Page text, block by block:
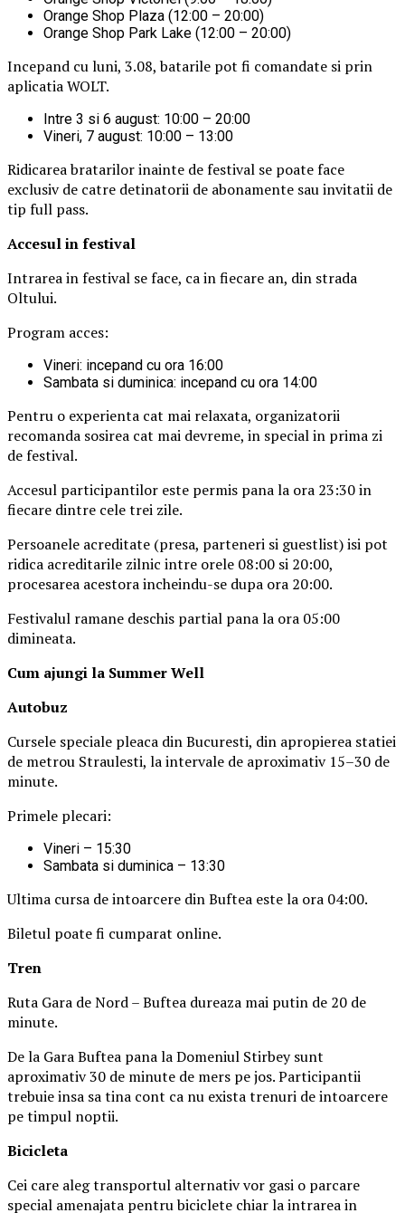
Orange Shop Plaza (12:00 – 20:00)
Orange Shop Park Lake (12:00 – 20:00)
Incepand cu luni, 3.08, batarile pot fi comandate si prin
aplicatia WOLT.
Intre 3 si 6 august: 10:00 – 20:00
Vineri, 7 august: 10:00 – 13:00
Ridicarea bratarilor inainte de festival se poate face
exclusiv de catre detinatorii de abonamente sau invitatii de
tip full pass.
Accesul in festival
Intrarea in festival se face, ca in fiecare an, din strada
Oltului.
Program acces:
Vineri: incepand cu ora 16:00
Sambata si duminica: incepand cu ora 14:00
Pentru o experienta cat mai relaxata, organizatorii
recomanda sosirea cat mai devreme, in special in prima zi
de festival.
Accesul participantilor este permis pana la ora 23:30 in
fiecare dintre cele trei zile.
Persoanele acreditate (presa, parteneri si guestlist) isi pot
ridica acreditarile zilnic intre orele 08:00 si 20:00,
procesarea acestora incheindu-se dupa ora 20:00.
Festivalul ramane deschis partial pana la ora 05:00
dimineata.
Cum ajungi la Summer Well
Autobuz
Cursele speciale pleaca din Bucuresti, din apropierea statiei
de metrou Straulesti, la intervale de aproximativ 15–30 de
minute.
Primele plecari:
Vineri – 15:30
Sambata si duminica – 13:30
Ultima cursa de intoarcere din Buftea este la ora 04:00.
Biletul poate fi cumparat online.
Tren
Ruta Gara de Nord – Buftea dureaza mai putin de 20 de
minute.
De la Gara Buftea pana la Domeniul Stirbey sunt
aproximativ 30 de minute de mers pe jos. Participantii
trebuie insa sa tina cont ca nu exista trenuri de intoarcere
pe timpul noptii.
Bicicleta
Cei care aleg transportul alternativ vor gasi o parcare
special amenajata pentru biciclete chiar la intrarea in